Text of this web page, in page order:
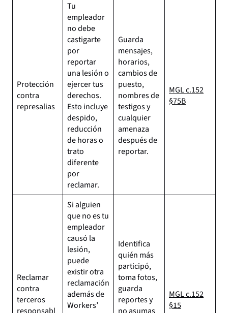
Protección
contra
represalias
Tu
empleador
no debe
castigarte
por
reportar
una lesión o
ejercer tus
derechos.
Esto incluye
despido,
reducción
de horas o
trato
diferente
por
reclamar.
Guarda
mensajes,
horarios,
cambios de
puesto,
nombres de
testigos y
cualquier
amenaza
después de
reportar.
MGL c.152
§75B
Reclamar
contra
terceros
Si alguien
que no es tu
empleador
causó la
lesión,
puede
existir otra
reclamación
además de
Workers’
Identifica
quién más
participó,
toma fotos,
guarda
reportes y
MGL c.152
§15